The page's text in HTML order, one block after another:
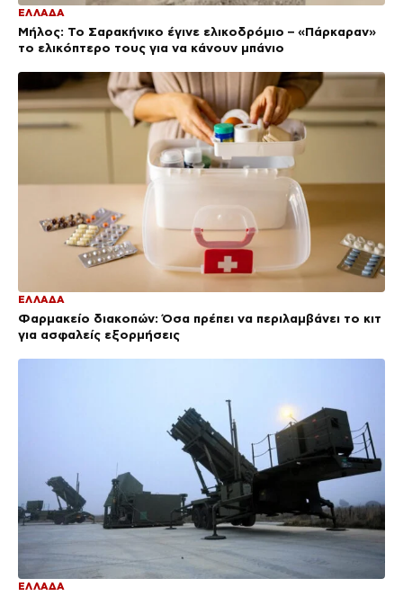
ΕΛΛΑΔΑ
Μήλος: Το Σαρακήνικο έγινε ελικοδρόμιο – «Πάρκαραν»
το ελικόπτερο τους για να κάνουν μπάνιο
ΕΛΛΑΔΑ
Φαρμακείο διακοπών: Όσα πρέπει να περιλαμβάνει το κιτ
για ασφαλείς εξορμήσεις
ΕΛΛΑΔΑ